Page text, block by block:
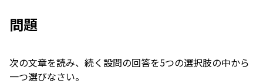
問題
次の文章を読み、続く設問の回答を5つの選択肢の中から
一つ選びなさい。